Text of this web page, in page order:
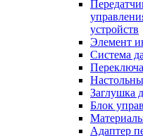
устройств
Элемент
Система
Заглушка
Блок
Адаптер